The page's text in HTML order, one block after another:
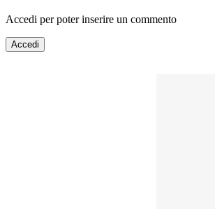
Accedi per poter inserire un commento
Accedi